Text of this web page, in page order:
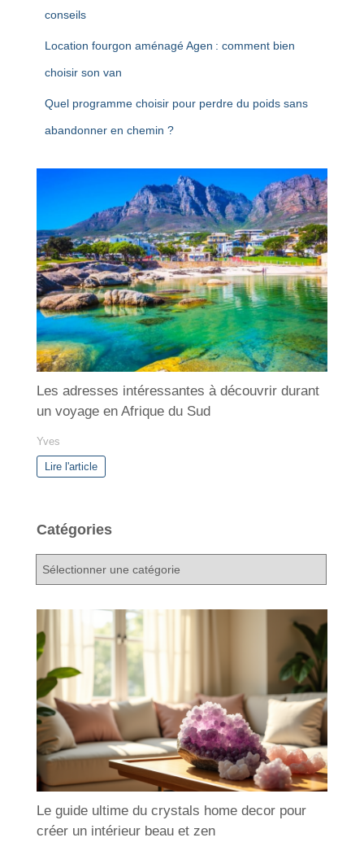
conseils
Location fourgon aménagé Agen : comment bien
choisir son van
Quel programme choisir pour perdre du poids sans
abandonner en chemin ?
Les adresses intéressantes à découvrir durant
un voyage en Afrique du Sud
Yves
Lire l'article
Catégories
C
t
o
e
s
Le guide ultime du crystals home decor pour
créer un intérieur beau et zen